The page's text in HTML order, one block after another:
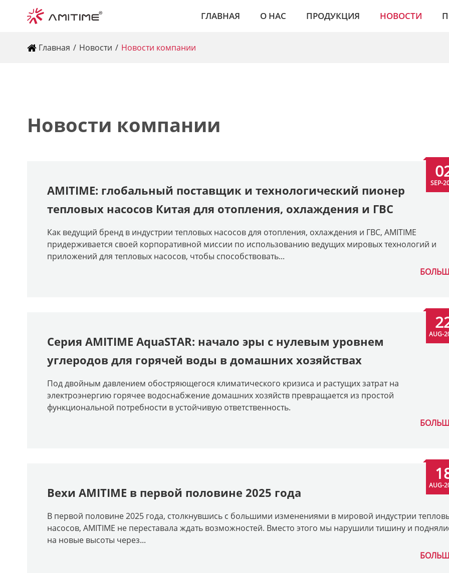
ГЛАВНАЯ О НАС ПРОДУКЦИЯ НОВОСТИ
Главная Новости Новости компании
Новости компании
AMITIME: глобальный поставщик и технологический пионер
тепловых насосов Китая для отопления, охлаждения и ГВС
Как ведущий бренд в индустрии тепловых насосов для отопления, охлаждения и ГВС, AMITIME
придерживается своей корпоративной миссии по использованию ведущих мировых технологий и
приложений для тепловых насосов, чтобы способствовать...
SEP-
Серия AMITIME AquaSTAR: начало эры с нулевым уровнем
углеродов для горячей воды в домашних хозяйствах
Под двойным давлением обостряющегося климатического кризиса и растущих затрат на
электроэнергию горячее водоснабжение домашних хозяйств превращается из простой
функциональной потребности в устойчивую ответственность.
AUG-
Вехи AMITIME в первой половине 2025 года
В первой половине 2025 года, столкнувшись с большими изменениями в мировой индустрии
насосов, AMITIME не переставала ждать возможностей. Вместо этого мы нарушили тишину и
на новые высоты через...
AUG-